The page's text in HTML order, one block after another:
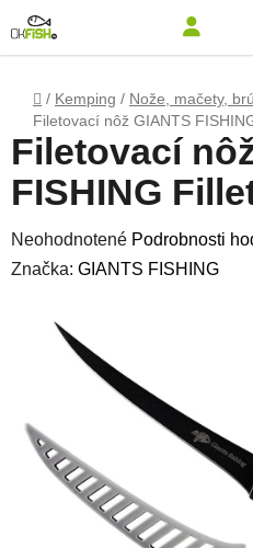
Domov
/ Kemping / Nože, mačety,
Filetovací nôž GIANTS
Filetovací
FISHING
Priemerné hodnotenie
Neohodnotené Podrobnosti
Značka: GIANTS FISHING